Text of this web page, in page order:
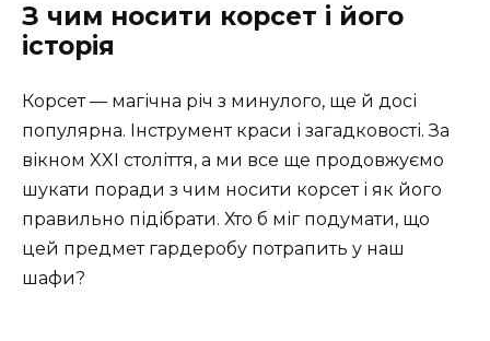
З чим носити корсет і його
історія
Корсет — магічна річ з минулого, ще й досі
популярна. Інструмент краси і загадковості. За
вікном XXI століття, а ми все ще продовжуємо
шукати поради з чим носити корсет і як його
правильно підібрати. Хто б міг подумати, що
цей предмет гардеробу потрапить у наш
шафи?